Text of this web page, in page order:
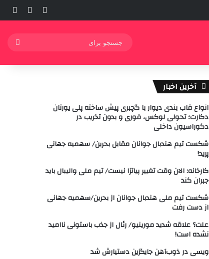
ورود نوشته
آخرین اخبار
انواع قاب بندی دیوار با گچبری پیش ساخته پلی یورتان
دکارت؛ تحولی لوکس، فوری و بدون تخریب در
دکوراسیون داخلی
شکست تیم هندبال جوانان مقابل بحرین/ سهمیه جهانی
پرید!
کارخانه: الان وقت تغییر پیاتزا نیست/ تیم ملی والیبال باید
جبران کند
شکست تیم ملی هندبال جوانان از بحرین/سهمیه جهانی
از دست رفت
علت؟ علاقه شدید مورینیو/ رئال از جذب باستونی ناامید
نشده است!
ویسی در ذوب‌آهن جایگزین دستیارش شد